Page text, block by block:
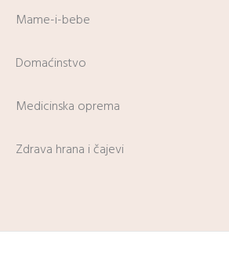
Mame-i-bebe
Domaćinstvo
Medicinska oprema
Zdrava hrana i čajevi